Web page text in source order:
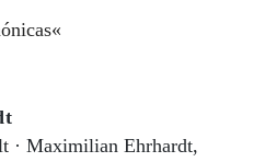
· Maximilian Ehrhardt,